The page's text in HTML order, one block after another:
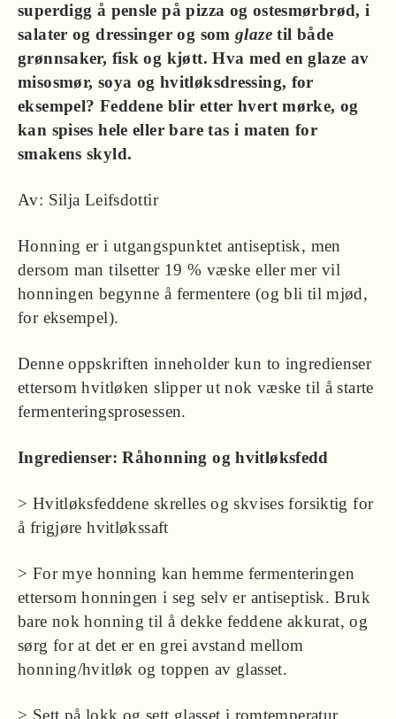
superdigg å pensle på pizza og oste­smørbrød, i
salater og dressinger og somglazetil både
grønnsaker, fisk og kjøtt. Hva med en glaze av
misosmør, soya og hvitløksdressing, for
eksempel? Feddene blir etter hvert mørke, og
kan spises hele eller bare tas i maten for
smakens skyld.
Av: Silja Leifsdottir
Honning er i utgangspunktet antiseptisk, men
dersom man tilsetter 19 % væske eller mer vil
honningen begynne å fermentere (og bli til mjød,
for eksempel).
Denne oppskriften inneholder kun to ingredienser
ettersom hvitløken slipper ut nok væske til å starte
fermenteringsprosessen.
Ingredienser: Råhonning og hvitløksfedd
> Hvitløksfeddene skrelles og skvises forsiktig for
å frigjøre hvitløkssaft
> For mye honning kan hemme fermenteringen
ettersom honningen i seg selv er antiseptisk. Bruk
bare nok honning til å dekke feddene akkurat, og
sørg for at det er en grei avstand mellom
honning/hvitløk og toppen av glasset.
> Sett på lokk og sett glasset i romtemperatur